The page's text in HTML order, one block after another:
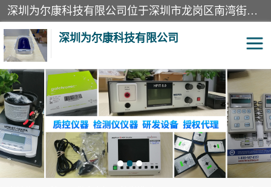
深圳为尔康科技有限公司位于深圳市龙岗区南湾街道。经营范围包括：计算机网络技术开发、技术转让、技术咨询、技术服务；一类医疗器械、通讯设备、机械设备、五金产品、电器产品的销售；二类、三类医疗器械的销售等；主要产品有：无创血压模拟仪、气体检测仪、检测仪、bms1x射线胶片、输液泵分析仪、呼吸机分析仪、心电图机测试仪等产品。
深圳为尔康科技有限公司
教学模型 实验室器材
模拟器 无创血压模拟仪
测试卡 检测仪